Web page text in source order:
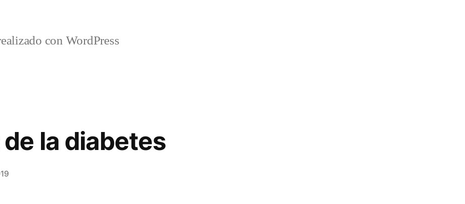
con WordPress
la diabetes